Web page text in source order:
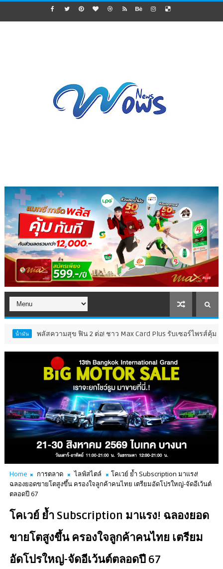
ลัสความสุข ฟิน 2 ต่อ! ชาว Max Card Plus รับเซอร์ไพรส์คุ้ม 2 เด้ง รับฟ
Home การตลาด ไลฟ์สไตล์
โคเวย์ ย้ำ Subscription มาแรง!
ฉลองยอดขายโตสูงขึ้น ครองใจลูกค้าคนไทย เตรียมอัดโปรใหญ่-จัดอีเว้นต์
ตลอดปี 67
โคเวย์ ย้ำ Subscription มาแรง! ฉลองยอด
ขายโตสูงขึ้น ครองใจลูกค้าคนไทย เตรียม
อัดโปรใหญ่-จัดอีเว้นต์ตลอดปี 67